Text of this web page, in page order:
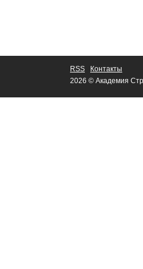
RSS
Контакты
2026 © Академия